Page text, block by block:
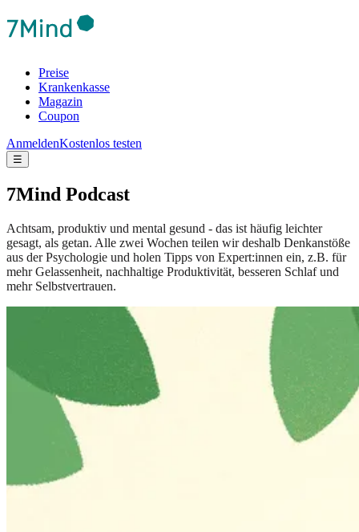
Preise
Krankenkasse
Magazin
Coupon
AnmeldenKostenlos testen
☰
7Mind Podcast
Achtsam, produktiv und mental gesund - das ist häufig leichter
gesagt, als getan. Alle zwei Wochen teilen wir deshalb Denkanstöße
aus der Psychologie und holen Tipps von Expert:innen ein, z.B. für
mehr Gelassenheit, nachhaltige Produktivität, besseren Schlaf und
mehr Selbstvertrauen.